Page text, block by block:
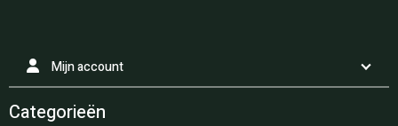
Mijn account
Categorieën